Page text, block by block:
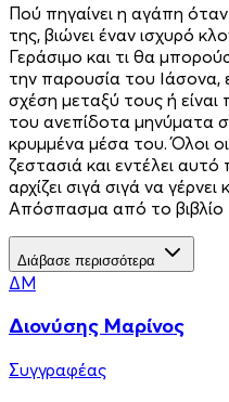
Πού πηγαίνει η αγάπη
της, βιώνει έναν ισχυρό
Γεράσιμο και τι θα
την παρουσία του Ιάσονα,
σχέση μεταξύ τους ή είναι
του ανεπίδοτα μηνύματα
κρυμμένα μέσα του. Όλοι
ζεστασιά και εντέλει
αρχίζει σιγά σιγά να
Απόσπασμα από το βιβλίο
Διάβασε περισσότερα
ΔΜ
Διονύσης Μαρίνος
Συγγραφέας